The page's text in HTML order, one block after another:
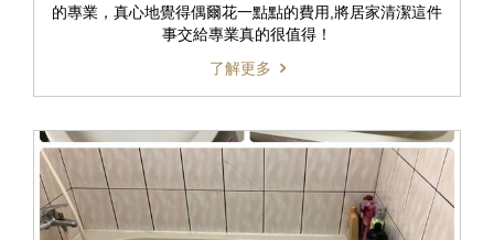
的專業，真心地覺得偶爾花一點點的費用,將居家清潔這件
事交給專業真的很值得！
了解更多